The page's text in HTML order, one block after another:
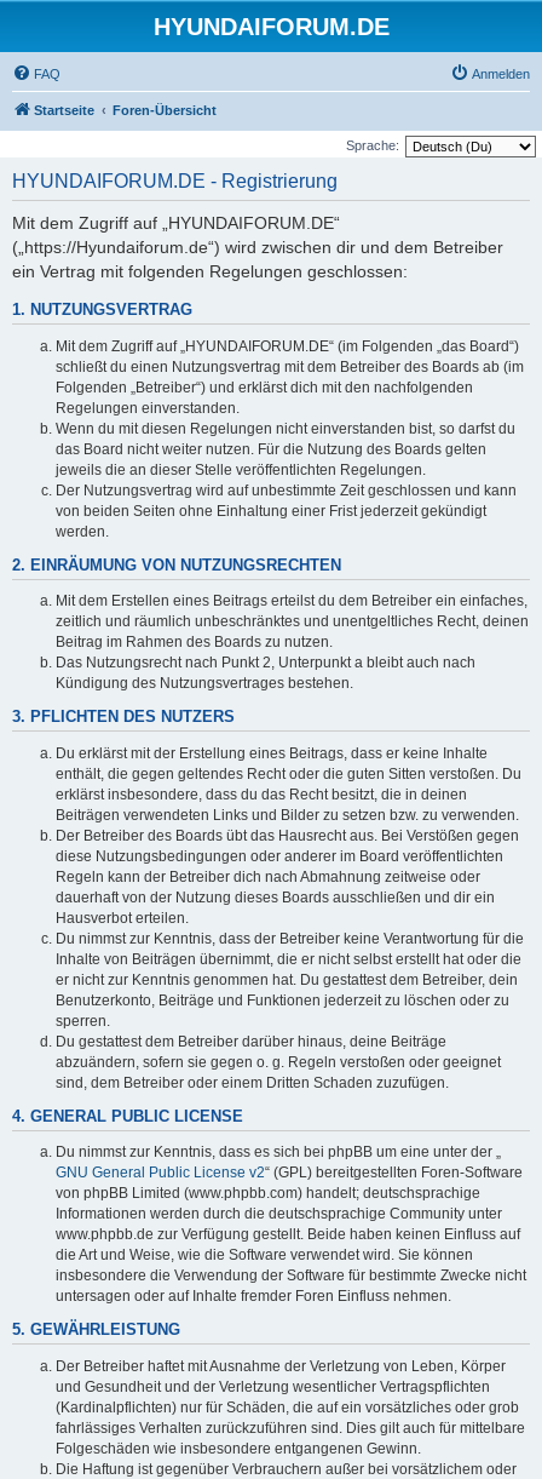
HYUNDAIFORUM.DE
FAQ Anmelden
Startseite Foren-Übersicht
Sprache:
HYUNDAIFORUM.DE - Registrierung
Mit dem Zugriff auf „HYUNDAIFORUM.DE“
(„https://Hyundaiforum.de“) wird zwischen dir und dem Betreiber
ein Vertrag mit folgenden Regelungen geschlossen:
1. NUTZUNGSVERTRAG
Mit dem Zugriff auf „HYUNDAIFORUM.DE“ (im Folgenden „das Board“)
schließt du einen Nutzungsvertrag mit dem Betreiber des Boards ab (im
Folgenden „Betreiber“) und erklärst dich mit den nachfolgenden
Regelungen einverstanden.
Wenn du mit diesen Regelungen nicht einverstanden bist, so darfst du
das Board nicht weiter nutzen. Für die Nutzung des Boards gelten
jeweils die an dieser Stelle veröffentlichten Regelungen.
Der Nutzungsvertrag wird auf unbestimmte Zeit geschlossen und kann
von beiden Seiten ohne Einhaltung einer Frist jederzeit gekündigt
werden.
2. EINRÄUMUNG VON NUTZUNGSRECHTEN
Mit dem Erstellen eines Beitrags erteilst du dem Betreiber ein einfaches,
zeitlich und räumlich unbeschränktes und unentgeltliches Recht, deinen
Beitrag im Rahmen des Boards zu nutzen.
Das Nutzungsrecht nach Punkt 2, Unterpunkt a bleibt auch nach
Kündigung des Nutzungsvertrages bestehen.
3. PFLICHTEN DES NUTZERS
Du erklärst mit der Erstellung eines Beitrags, dass er keine Inhalte
enthält, die gegen geltendes Recht oder die guten Sitten verstoßen. Du
erklärst insbesondere, dass du das Recht besitzt, die in deinen
Beiträgen verwendeten Links und Bilder zu setzen bzw. zu verwenden.
Der Betreiber des Boards übt das Hausrecht aus. Bei Verstößen gegen
diese Nutzungsbedingungen oder anderer im Board veröffentlichten
Regeln kann der Betreiber dich nach Abmahnung zeitweise oder
dauerhaft von der Nutzung dieses Boards ausschließen und dir ein
Hausverbot erteilen.
Du nimmst zur Kenntnis, dass der Betreiber keine Verantwortung für die
Inhalte von Beiträgen übernimmt, die er nicht selbst erstellt hat oder die
er nicht zur Kenntnis genommen hat. Du gestattest dem Betreiber, dein
Benutzerkonto, Beiträge und Funktionen jederzeit zu löschen oder zu
sperren.
Du gestattest dem Betreiber darüber hinaus, deine Beiträge
abzuändern, sofern sie gegen o. g. Regeln verstoßen oder geeignet
sind, dem Betreiber oder einem Dritten Schaden zuzufügen.
4. GENERAL PUBLIC LICENSE
Du nimmst zur Kenntnis, dass es sich bei phpBB um eine unter der „
GNU General Public License v2“ (GPL) bereitgestellten Foren-Software
von phpBB Limited (www.phpbb.com) handelt; deutschsprachige
Informationen werden durch die deutschsprachige Community unter
www.phpbb.de zur Verfügung gestellt. Beide haben keinen Einfluss auf
die Art und Weise, wie die Software verwendet wird. Sie können
insbesondere die Verwendung der Software für bestimmte Zwecke nicht
untersagen oder auf Inhalte fremder Foren Einfluss nehmen.
5. GEWÄHRLEISTUNG
Der Betreiber haftet mit Ausnahme der Verletzung von Leben, Körper
und Gesundheit und der Verletzung wesentlicher Vertragspflichten
(Kardinalpflichten) nur für Schäden, die auf ein vorsätzliches oder grob
fahrlässiges Verhalten zurückzuführen sind. Dies gilt auch für mittelbare
Folgeschäden wie insbesondere entgangenen Gewinn.
Die Haftung ist gegenüber Verbrauchern außer bei vorsätzlichem oder